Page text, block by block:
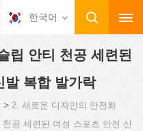
한국어
립 안티 천공 세련된
발 복합 발가락
> 2. 새로운 디자인의 안전화
공 세련된 여성 스포츠 안전 신